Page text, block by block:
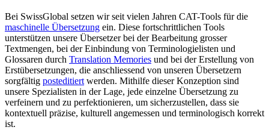
Bei SwissGlobal setzen wir seit vielen Jahren CAT-Tools für die
maschinelle Übersetzung ein. Diese fortschrittlichen Tools
unterstützen unsere Übersetzer bei der Bearbeitung grosser
Textmengen, bei der Einbindung von Terminologielisten und
Glossaren durch Translation Memories und bei der Erstellung von
Erstübersetzungen, die anschliessend von unseren Übersetzern
sorgfältig posteditiert werden. Mithilfe dieser Konzeption sind
unsere Spezialisten in der Lage, jede einzelne Übersetzung zu
verfeinern und zu perfektionieren, um sicherzustellen, dass sie
kontextuell präzise, kulturell angemessen und terminologisch korrekt
ist.